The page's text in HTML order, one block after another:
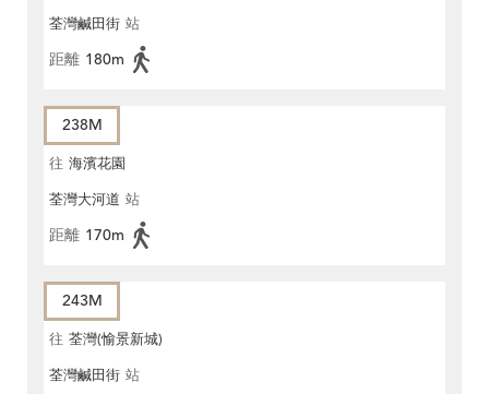
荃灣鹹田街 站
距離 180m
238M
往 海濱花園
荃灣大河道 站
距離 170m
243M
往 荃灣(愉景新城)
荃灣鹹田街 站